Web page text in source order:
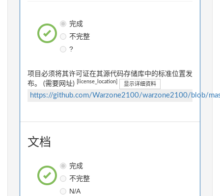
完成
不完整
?
项目必须将其许可证在其源代码存储库中的标准位置发
布。 (需要网址)
[license_location] 显示详细资料
https://github.com/Warzone2100/warzone2100/blob/
文档
完成
不完整
N/A